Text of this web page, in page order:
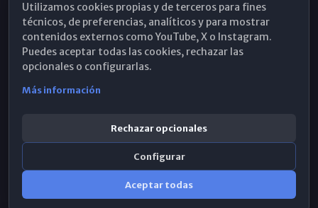
Hemeroteca
WhatsApp
Utilizamos cookies propias y de terceros para fines
técnicos, de preferencias, analíticos y para mostrar
contenidos externos como YouTube, X o Instagram.
Puedes aceptar todas las cookies, rechazar las
opcionales o configurarlas.
Más información
Rechazar opcionales
Configurar
Aceptar todas